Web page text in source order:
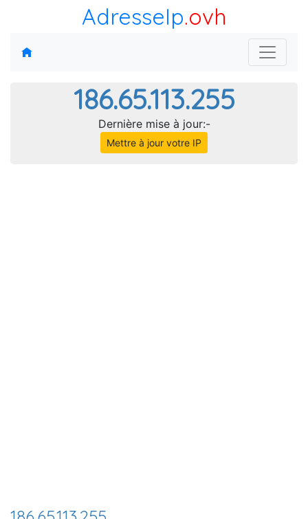
AdresseIp.ovh
186.65.113.255
Dernière mise à jour:-
Mettre à jour votre IP